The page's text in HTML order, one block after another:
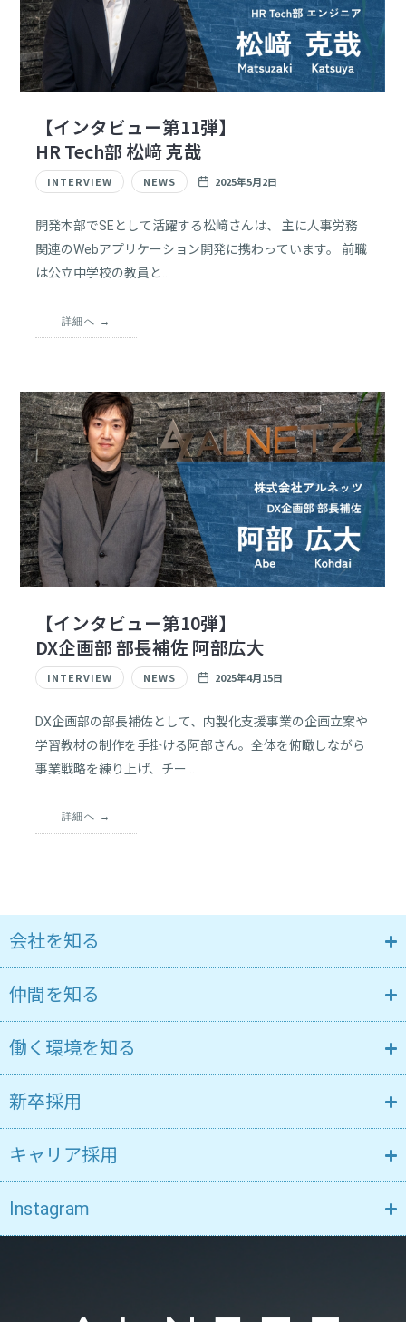
【インタビュー第11弾】
HR Tech部 松﨑 克哉
INTERVIEW NEWS 2025年5月2日
開発本部でSEとして活躍する松﨑さんは、 主に人事労務
関連のWebアプリケーション開発に携わっています。 前職
は公立中学校の教員と…
詳細へ
【インタビュー第10弾】
DX企画部 部長補佐 阿部広大
INTERVIEW NEWS 2025年4月15日
DX企画部の部長補佐として、内製化支援事業の企画立案や
学習教材の制作を手掛ける阿部さん。全体を俯瞰しながら
事業戦略を練り上げ、チー…
詳細へ
会社を知る
仲間を知る
働く環境を知る
新卒採用
キャリア採用
Instagram